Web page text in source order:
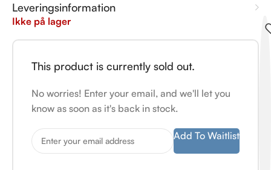
Leveringsinformation
Ikke på lager
This product is currently sold out.
No worries! Enter your email, and we'll let you
know as soon as it's back in stock.
Add To Waitlist